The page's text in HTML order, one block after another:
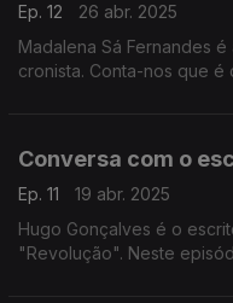
Ep. 12
26 abr. 2025
Madalena Sá Fernandes
cronista. Conta-nos que
Conversa com o
Ep. 11
19 abr. 2025
Hugo Gonçalves é o
"Revolução". Neste